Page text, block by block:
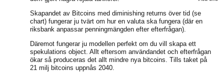
Skapandet av Bitcoins med diminishing returns över tid (se
chart) fungerar ju tvärt om hur en valuta ska fungera (där en
riksbank anpassar penningmängden efter efterfrågan).
Däremot fungerar ju modellen perfekt om du vill skapa ett
spekulations object. Allt eftersom användandet och efterfrågan
ökar så produceras det allt mindre nya bitcoins. Tills taket på
21 milj bitcoins uppnås 2040.